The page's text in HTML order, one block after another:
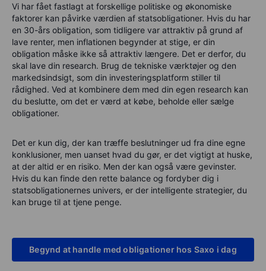
Vi har fået fastlagt at forskellige politiske og økonomiske
faktorer kan påvirke værdien af statsobligationer. Hvis du har
en 30-års obligation, som tidligere var attraktiv på grund af
lave renter, men inflationen begynder at stige, er din
obligation måske ikke så attraktiv længere. Det er derfor, du
skal lave din research. Brug de tekniske værktøjer og den
markedsindsigt, som din investeringsplatform stiller til
rådighed. Ved at kombinere dem med din egen research kan
du beslutte, om det er værd at købe, beholde eller sælge
obligationer.
Det er kun dig, der kan træffe beslutninger ud fra dine egne
konklusioner, men uanset hvad du gør, er det vigtigt at huske,
at der altid er en risiko. Men der kan også være gevinster.
Hvis du kan finde den rette balance og fordyber dig i
statsobligationernes univers, er der intelligente strategier, du
kan bruge til at tjene penge.
Begynd at handle med obligationer hos Saxo i dag